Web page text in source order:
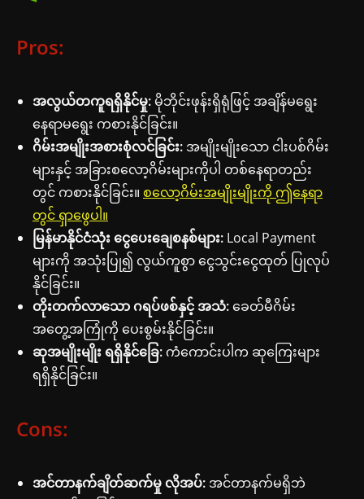
Pros:
အလွယ်တကူရရှိနိုင်မှု: မိုဘိုင်းဖုန်းရှိရုံဖြင့် အချိန်မရွေး
နေရာမရွေး ကစားနိုင်ခြင်း။
ဂိမ်းအမျိုးအစားစုံလင်ခြင်း: အမျိုးမျိုးသော ငါးပစ်ဂိမ်း
များနှင့် အခြားစလော့ဂိမ်းများကိုပါ တစ်နေရာတည်း
တွင် ကစားနိုင်ခြင်း။ စလော့ဂိမ်းအမျိုးမျိုးကို ဤနေရာ
တွင် ရှာဖွေပါ။
မြန်မာနိုင်ငံသုံး ငွေပေးချေစနစ်များ: Local Payment
များကို အသုံးပြု၍ လွယ်ကူစွာ ငွေသွင်းငွေထုတ် ပြုလုပ်
နိုင်ခြင်း။
တိုးတက်လာသော ဂရပ်ဖစ်နှင့် အသံ:ခေတ်မီဂိမ်း
အတွေ့အကြုံကို ပေးစွမ်းနိုင်ခြင်း။
ဆုအမျိုးမျိုး ရရှိနိုင်ခြေ: ကံကောင်းပါက ဆုကြေးများ
ရရှိနိုင်ခြင်း။
Cons:
အင်တာနက်ချိတ်ဆက်မှု လိုအပ်: အင်တာနက်မရှိဘဲ